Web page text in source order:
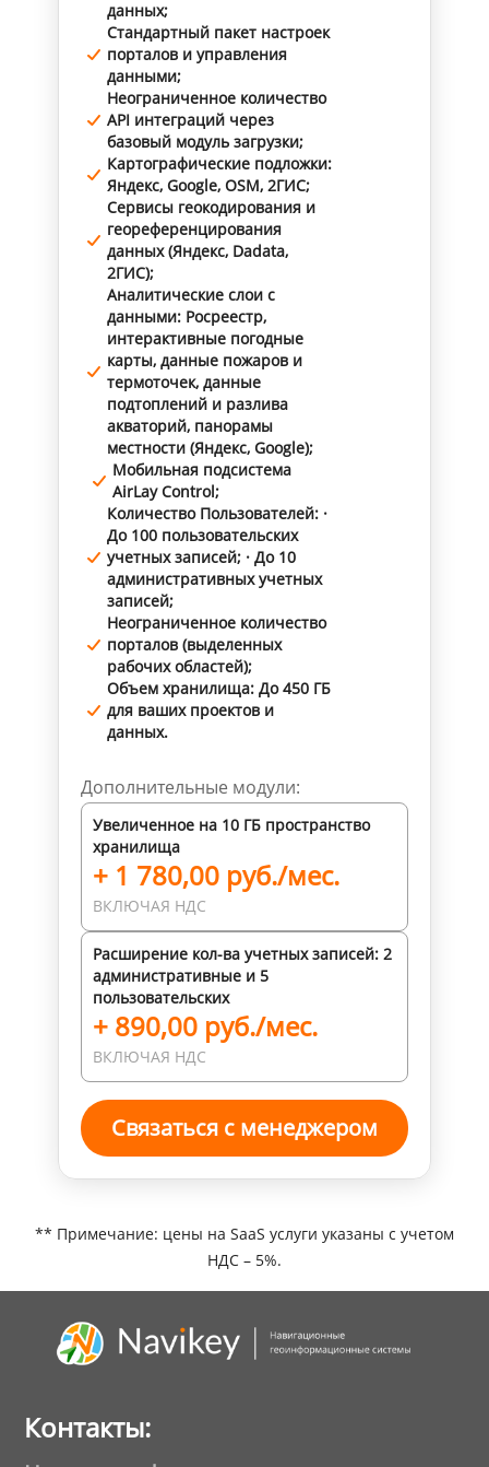
данных;
Стандартный пакет настроек
порталов и управления
данными;
Неограниченное количество
API интеграций через
базовый модуль загрузки;
Картографические подложки:
Яндекс, Google, OSM, 2ГИС;
Сервисы геокодирования и
геореференцирования
данных (Яндекс, Dadata,
2ГИС);
Аналитические слои с
данными: Росреестр,
интерактивные погодные
карты, данные пожаров и
термоточек, данные
подтоплений и разлива
акваторий, панорамы
местности (Яндекс, Google);
Мобильная подсистема
AirLay Control;
Количество Пользователей: ·
До 100 пользовательских
учетных записей; · До 10
административных учетных
записей;
Неограниченное количество
порталов (выделенных
рабочих областей);
Объем хранилища: До 450 ГБ
для ваших проектов и
данных.
Дополнительные модули:
Увеличенное на 10 ГБ пространство
хранилища
+ 1 780,00 руб./мес.
ВКЛЮЧАЯ НДС
Расширение кол-ва учетных записей: 2
административные и 5
пользовательских
+ 890,00 руб./мес.
ВКЛЮЧАЯ НДС
Связаться с менеджером
** Примечание: цены на SaaS услуги указаны с учетом
НДС – 5%.
Контакты: